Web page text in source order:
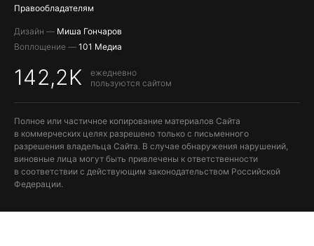
Правообладателям
Дизайн — Миша Гончаров
Воплощение — 101 Медиа
142,2K
ежедневно
пользуются сайтом
Полное или частичное копирование материалов Сайта
в коммерческих целях разрешено только с письменного
разрешения владельца Сайта. В случае обнаружения нарушений,
виновные лица могут быть привлечены к ответственности
в соответствии с действующим законодательством Российской
Федерации.